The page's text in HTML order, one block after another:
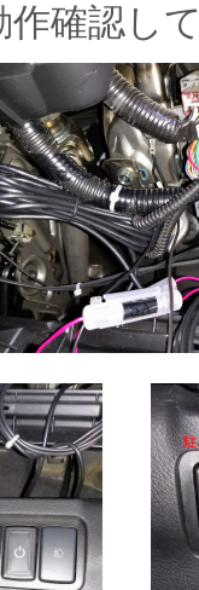
作確認し